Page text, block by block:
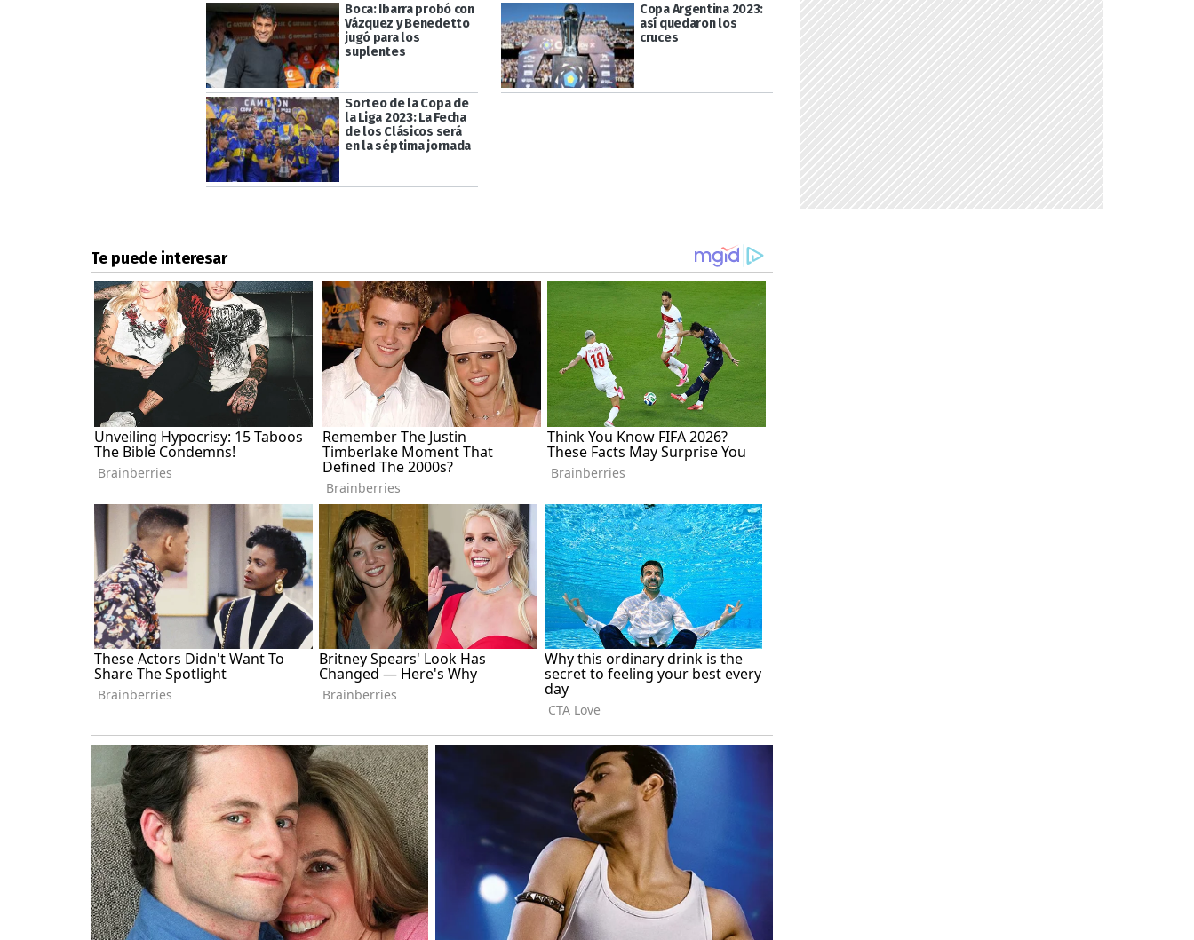
Boca: Ibarra probó con
Vázquez y Benedetto
jugó para los
suplentes
Copa Argentina 2023:
así quedaron los
cruces
Sorteo de la Copa de
la Liga 2023: La Fecha
de los Clásicos será
en la séptima jornada